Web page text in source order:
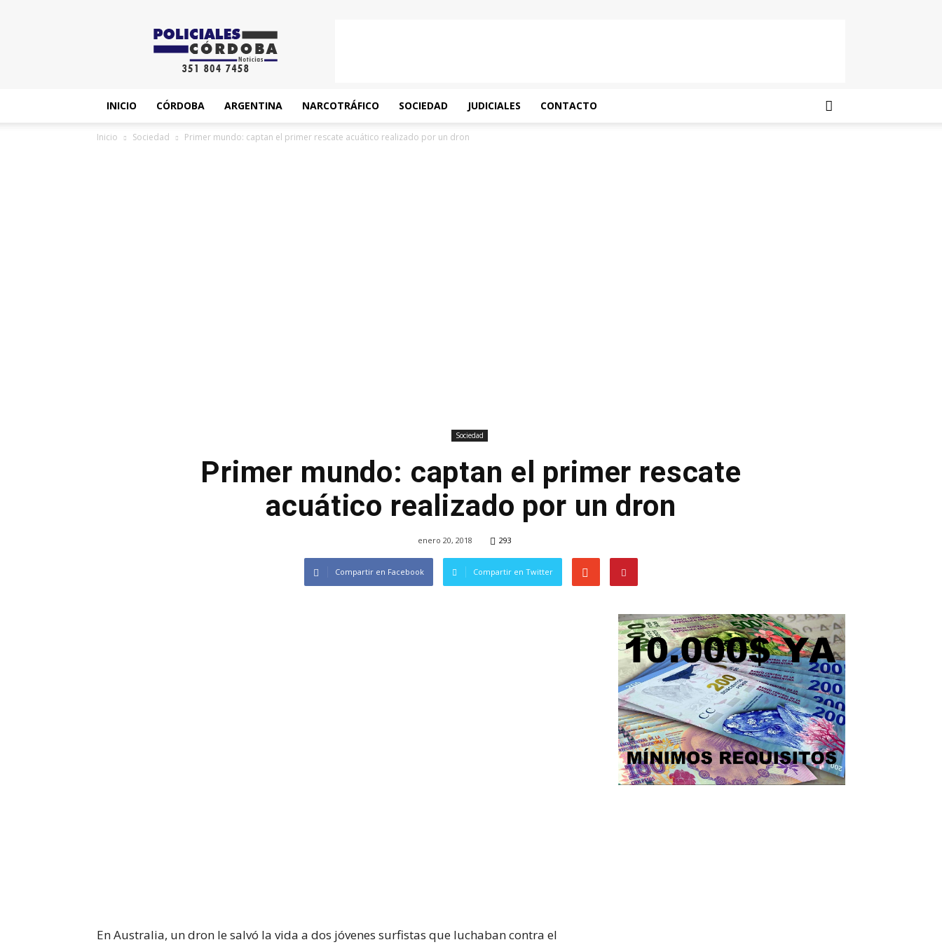
News
INICIO CÓRDOBA ARGENTINA NARCOTRÁFICO SOCIEDAD JUDICIALES CONTACTO
Inicio Sociedad Primer mundo: captan el primer rescate acuático realizado por un dron
Sociedad
Primer mundo: captan el primer rescate
acuático realizado por un dron
enero 20, 2018 293
Compartir en Facebook Compartir en Twitter
En Australia, un dron le salvó la vida a dos jóvenes surfistas que luchaban contra el